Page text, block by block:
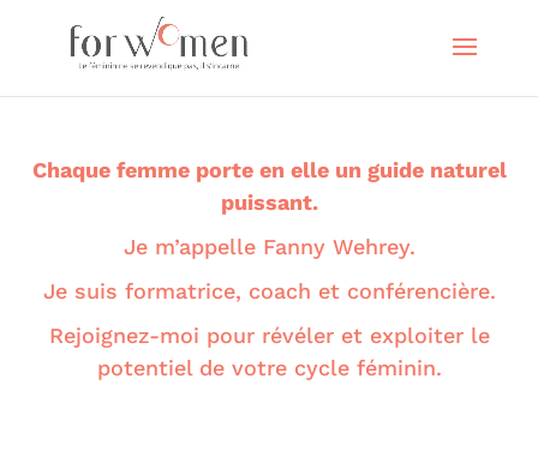
Chaque femme porte en elle un guide naturel
puissant.
Je m’appelle Fanny Wehrey.
Je suis formatrice, coach et conférencière.
Rejoignez-moi pour révéler et exploiter le
potentiel de votre cycle féminin.